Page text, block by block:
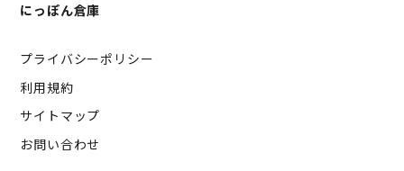
にっぽん倉庫
プライバシーポリシー
利用規約
サイトマップ
お問い合わせ